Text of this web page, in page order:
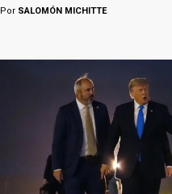
Por SALOMÓN MICHITTE